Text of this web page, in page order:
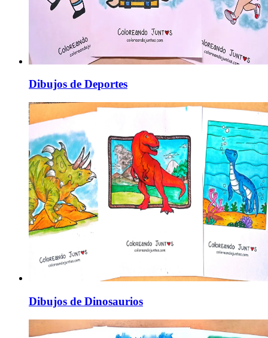
Dibujos de Deportes
Dibujos de Dinosaurios